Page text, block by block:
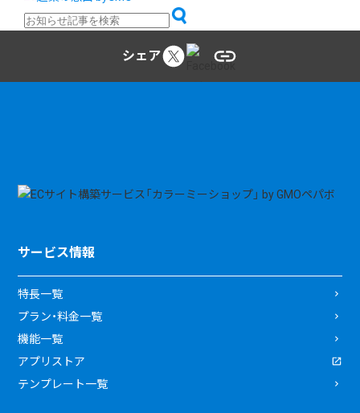
シェア
サービス情報
特長一覧
プラン・料金一覧
機能一覧
アプリストア
テンプレート一覧